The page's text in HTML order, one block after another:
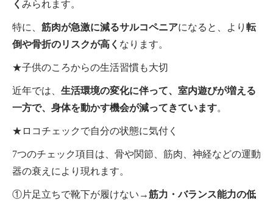
く みられます。
特に、 筋肉が急激に減るサルコペニアになると、より 転
倒や骨折のリスクが高く なります。
★子供のころからの生活習慣も大切
近年では、 生活環境の変化に伴って、室内遊びが増える
一方で、身体を動かす機会が減ってきています。
★ロコチェックで自分の状態に気付く
7つのチェック項目は、骨や関節、筋肉、神経などの運動
器の衰えにより現れます。
①片足立ちで靴下が履けない→筋力・バランス能力の低